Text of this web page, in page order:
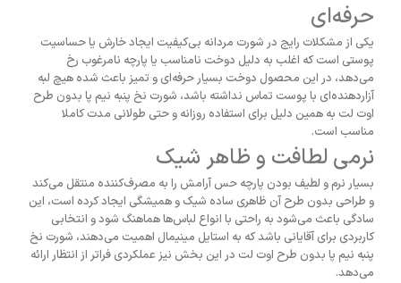
حرفه‌ای
یکی از مشکلات رایج در شورت مردانه بی‌کیفیت ایجاد خارش یا حساسیت
پوستی است که اغلب به دلیل دوخت نامناسب یا پارچه نامرغوب رخ
می‌دهد، در این محصول دوخت بسیار حرفه‌ای و تمیز باعث شده هیچ لبه
آزاردهنده‌ای با پوست تماس نداشته باشد، شورت نخ پنبه نیم پا بدون طرح
اوت لت به همین دلیل برای استفاده روزانه و حتی طولانی مدت کاملا
مناسب است.
نرمی لطافت و ظاهر شیک
بسیار نرم و لطیف بودن پارچه حس آرامش را به مصرف‌کننده منتقل می‌کند
و طراحی بدون طرح آن ظاهری ساده شیک و همیشگی ایجاد کرده است، این
سادگی باعث می‌شود به راحتی با انواع لباس‌ها هماهنگ شود و انتخابی
کاربردی برای آقایانی باشد که به استایل مینیمال اهمیت می‌دهند، شورت نخ
پنبه نیم پا بدون طرح اوت لت در این بخش نیز عملکردی فراتر از انتظار ارائه
می‌دهد.